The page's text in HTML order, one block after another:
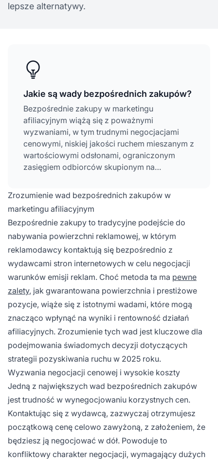
lepsze alternatywy.
Jakie są wady bezpośrednich zakupów?
Bezpośrednie zakupy w marketingu
afiliacyjnym wiążą się z poważnymi
wyzwaniami, w tym trudnymi negocjacjami
cenowymi, niskiej jakości ruchem mieszanym z
wartościowymi odsłonami, ograniczonym
zasięgiem odbiorców skupionym na
ręcznej oraz brakiem elastyczności w
optymalizacji w porównaniu z rozwiązaniami
programatycznymi.
Zrozumienie wad bezpośrednich zakupów w
marketingu afiliacyjnym
Bezpośrednie zakupy to tradycyjne podejście do
nabywania powierzchni reklamowej, w którym
reklamodawcy kontaktują się bezpośrednio z
wydawcami stron internetowych w celu negocjacji
warunków emisji reklam. Choć metoda ta ma pewne
zalety, jak gwarantowana powierzchnia i prestiżowe
pozycje, wiąże się z istotnymi wadami, które mogą
znacząco wpłynąć na wyniki i rentowność działań
afiliacyjnych. Zrozumienie tych wad jest kluczowe dla
podejmowania świadomych decyzji dotyczących
strategii pozyskiwania ruchu w 2025 roku.
Wyzwania negocjacji cenowej i wysokie koszty
Jedną z największych wad bezpośrednich zakupów
jest trudność w wynegocjowaniu korzystnych cen.
Kontaktując się z wydawcą, zazwyczaj otrzymujesz
początkową cenę celowo zawyżoną, z założeniem, że
będziesz ją negocjować w dół. Powoduje to
konfliktowy charakter negocjacji, wymagający dużych